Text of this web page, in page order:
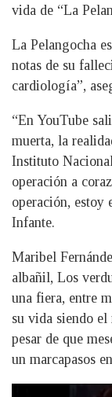
vida de “La
La Pelangocha
notas de su
cardiología”,
“En YouTube
muerta, la
Instituto
operación a
operación, estoy
Infante.
Maribel
albañil, Los
una fiera, entre
su vida siendo
pesar de que
un marcapasos